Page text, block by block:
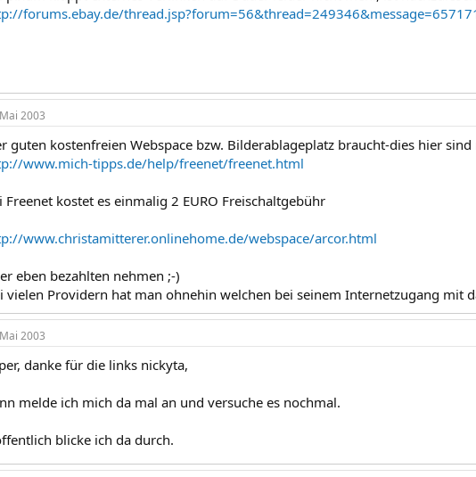
forums.ebay.de/
2003
guten kostenfreien Webspace bzw. Bilderablageplatz braucht-dies hier
www.mich-tipps.de/help/freenet/freenet.html
Freenet kostet es einmalig 2 EURO Freischaltgebühr
www.christamitterer.onlinehome.de/webspace/arcor.html
eben bezahlten nehmen ;-)
vielen Providern hat man ohnehin welchen bei seinem Internetzugang mit
2003
danke für die links nickyta,
melde ich mich da mal an und versuche es nochmal.
blicke ich da durch.